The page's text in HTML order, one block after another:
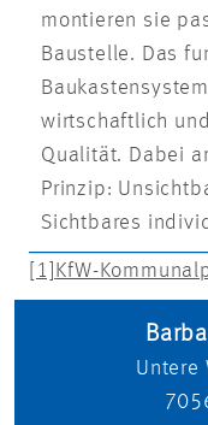
montieren sie
Baustelle. Das
wirtschaftlich
Qualität. Dabei
Prinzip:
Sichtbares
[1] KfW-
Untere